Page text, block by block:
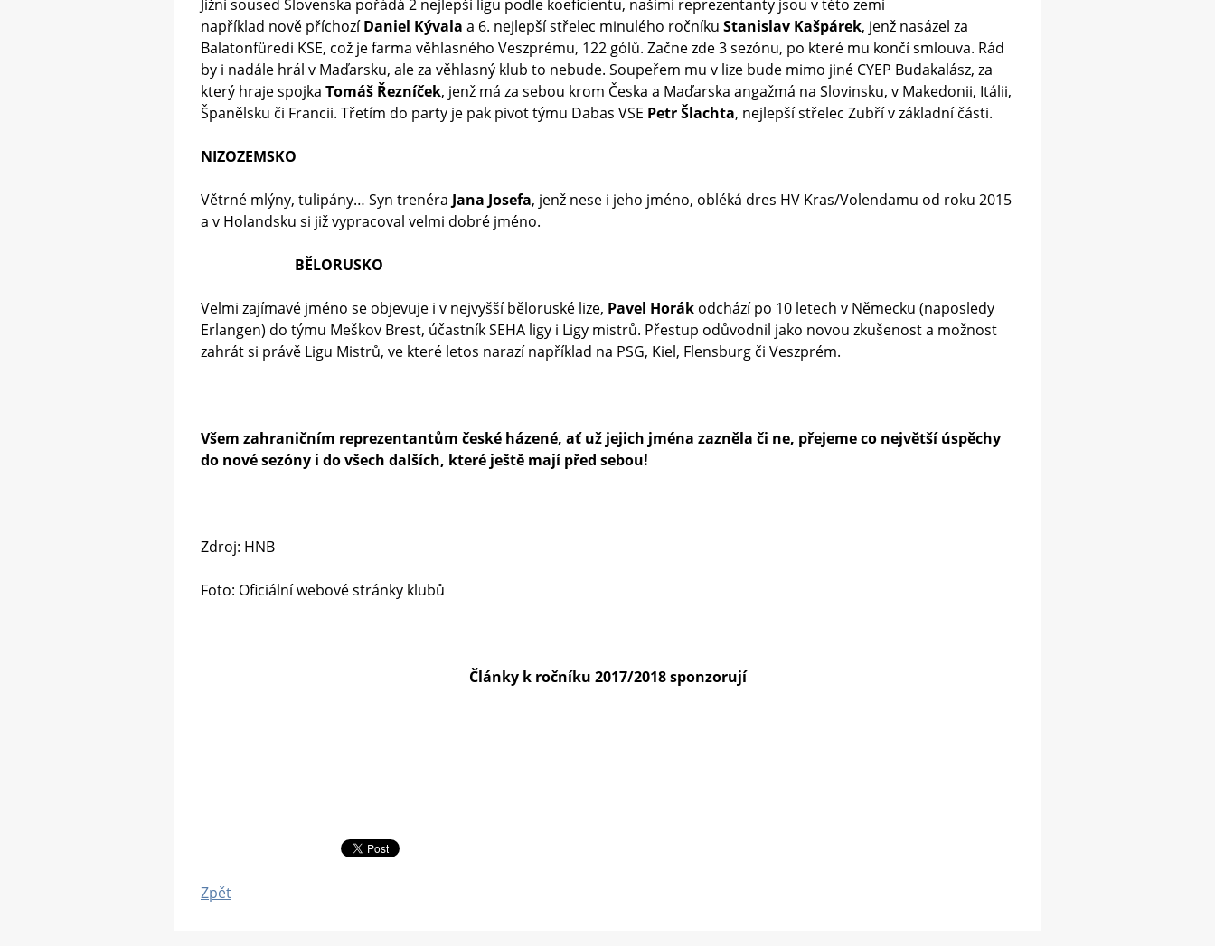
Jižní soused Slovenska pořádá 2 nejlepší ligu podle koeficientu, našimi reprezentanty jsou v této zemi
například nově příchozíDaniel Kývala a 6. nejlepší střelec minulého ročníku Stanislav Kašpárek, jenž nasázel za
Balatonfüredi KSE, což je farma věhlasného Veszprému, 122 gólů. Začne zde 3 sezónu, po které mu končí smlouva. Rád
by i nadále hrál v Maďarsku, ale za věhlasný klub to nebude. Soupeřem mu v lize bude mimo jiné CYEP Budakalász, za
který hraje spojka Tomáš Řezníček, jenž má za sebou krom Česka a Maďarska angažmá na Slovinsku, v Makedonii, Itálii,
Španělsku či Francii. Třetím do party je pak pivot týmu Dabas VSE Petr Šlachta, nejlepší střelec Zubří v základní části.
NIZOZEMSKO
Větrné mlýny, tulipány… Syn trenéra Jana Josefa, jenž nese i jeho jméno, obléká dres HV Kras/Volendamu od roku 2015
a v Holandsku si již vypracoval velmi dobré jméno.
BĚLORUSKO
Velmi zajímavé jméno se objevuje i v nejvyšší běloruské lize, Pavel Horák odchází po 10 letech v Německu (naposledy
Erlangen) do týmu Meškov Brest, účastník SEHA ligy i Ligy mistrů. Přestup odůvodnil jako novou zkušenost a možnost
zahrát si právě Ligu Mistrů, ve které letos narazí například na PSG, Kiel, Flensburg či Veszprém.
Všem zahraničním reprezentantům české házené, ať už jejich jména zazněla či ne, přejeme co největší úspěchy
do nové sezóny i do všech dalších, které ještě mají před sebou!
Zdroj: HNB
Foto: Oficiální webové stránky klubů
Články k ročníku 2017/2018 sponzorují
Zpět